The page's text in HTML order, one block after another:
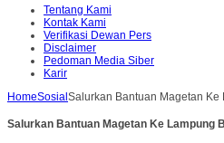
Tentang Kami
Kontak Kami
Verifikasi Dewan Pers
Disclaimer
Pedoman Media Siber
Karir
HomeSosial Salurkan Bantuan Magetan
Salurkan Bantuan Magetan Ke Lampung